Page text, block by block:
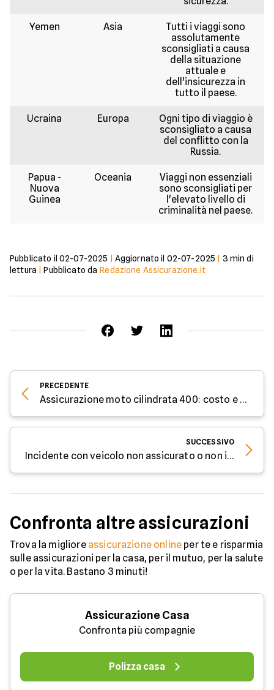
Yemen Asia
Tutti i viaggi sono
assolutamente
sconsigliati a causa
della situazione
attuale e
dell'insicurezza in
tutto il paese.
Ucraina Europa
Ogni tipo di viaggio è
sconsigliato a causa
del conflitto con la
Russia.
Papua -
Nuova
Guinea
Oceania
Viaggi non essenziali
sono sconsigliati per
l'elevato livello di
criminalità nel paese.
Pubblicato il 02-07-2025 Aggiornato il 02-07-2025 3 min di
lettura |Pubblicato da Redazione Assicurazione.it
PRECEDENTE
Assicurazione moto cilindrata 400: costo e informazioni
SUCCESSIVO
Incidente con veicolo non assicurato o non identificato: cosa fare?
Confronta altre assicurazioni
Trova la migliore assicurazione online per te e risparmia
sulle assicurazioni per la casa, per il mutuo, per la salute
o per la vita. Bastano 3 minuti!
Assicurazione Casa
Confronta più compagnie
Polizza casa